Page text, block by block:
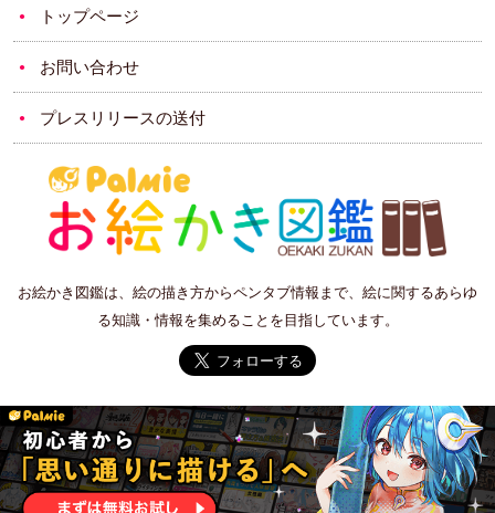
トップページ
お問い合わせ
プレスリリースの送付
お絵かき図鑑は、絵の描き方からペンタブ情報まで、絵に関するあらゆ
る知識・情報を集めることを目指しています。